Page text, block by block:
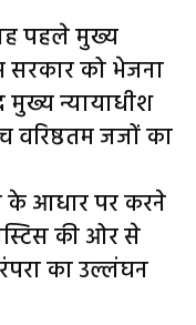
पहले मुख्य
सरकार को भेजना
न्यायाधीश
वरिष्ठतम जजों का
के आधार पर करने
की ओर से
का उल्लंघन